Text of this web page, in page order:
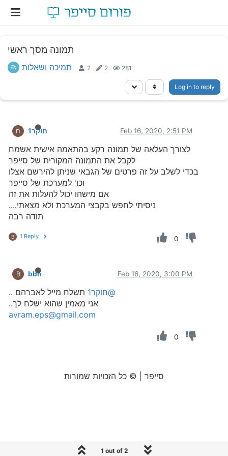
תמונה מסך ראשי
תמיכה ושאלות 2 2 281
Log in to reply
ח חוקר1 Feb 16, 2020, 2:51 PM
לצורך העלאה של תמונה רקע בהתאמה אישית אשמח
לקבל את התמונה המקורית של סייפר
בכדי לשלב על זה פרטים של הגבאי שניתן להירשם אצלו
וכו' למערכת של סייפר
אם מישהו יכול להעלות את זה
ניסיתי לחפש בקבצי המערכת ולא מצאתי....
תודה רבה
B 1 Reply 0
B bbn Feb 16, 2020, 3:00 PM
@חוקר1
תשלח מייל לאברהם ..
אני מאמין שהוא ישלח לך..
avram.eps@gmail.com
0
1 out of 2
סייפר | © כל הזכויות שמורות